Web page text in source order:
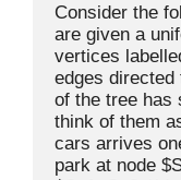
Consider the
are given a
vertices
edges directed
of the tree has
think of them
cars arrives
park at node